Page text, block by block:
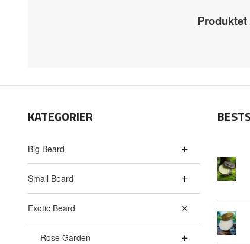
KATEGORIER
Big Beard
Small Beard
Exotic Beard
Rose Garden